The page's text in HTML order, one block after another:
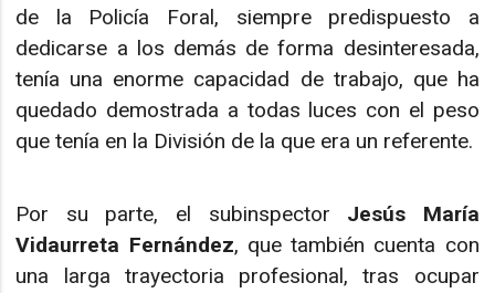
de la Policía Foral, siempre predispuesto a
dedicarse a los demás de forma desinteresada,
tenía una enorme capacidad de trabajo, que ha
quedado demostrada a todas luces con el peso
que tenía en la División de la que era un referente.
Por su parte, el subinspector Jesús María
Vidaurreta Fernández, que también cuenta con
una larga trayectoria profesional, tras ocupar